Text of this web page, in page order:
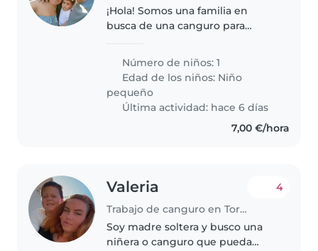
¡Hola! Somos una familia en
busca de una canguro para
pequeña es muy energética,
curiosa y amigable. Vivimos en
un ambiente familiar cálido y
acogedor,..
Número de niños: 1
Edad de los niños: Niño
pequeño
Última actividad: hace 6 días
7,00 €/hora
Valeria
Trabajo de canguro en Torrevieja
4
Soy madre soltera y busco una
niñera o canguro que pueda